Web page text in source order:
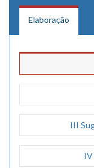
Elaboração
III
IV